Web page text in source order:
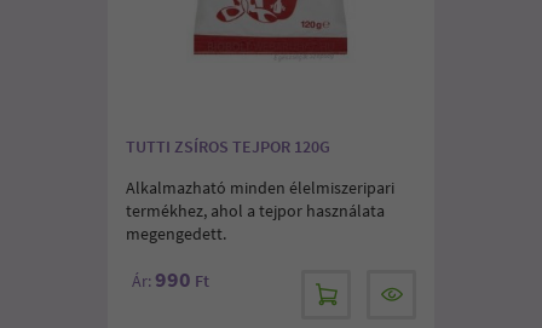
TUTTI ZSÍROS TEJPOR 120G
Alkalmazható minden élelmiszeripari
termékhez, ahol a tejpor használata
megengedett.
Ár: 990 Ft